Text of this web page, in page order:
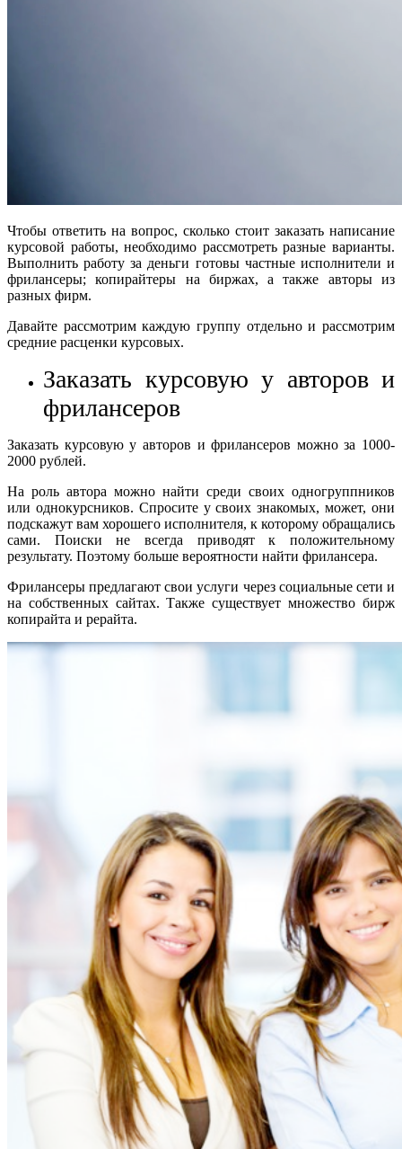
Чтобы ответить на вопрос, сколько стоит заказать написание
курсовой работы, необходимо рассмотреть разные варианты.
Выполнить работу за деньги готовы частные исполнители и
фрилансеры; копирайтеры на биржах, а также авторы из
разных фирм.
Давайте рассмотрим каждую группу отдельно и рассмотрим
средние расценки курсовых.
Заказать курсовую у авторов и
фрилансеров
Заказать курсовую у авторов и фрилансеров можно за 1000-
2000 рублей.
На роль автора можно найти среди своих одногруппников
или однокурсников. Спросите у своих знакомых, может, они
подскажут вам хорошего исполнителя, к которому обращались
сами. Поиски не всегда приводят к положительному
результату. Поэтому больше вероятности найти фрилансера.
Фрилансеры предлагают свои услуги через социальные сети и
на собственных сайтах. Также существует множество бирж
копирайта и рерайта.